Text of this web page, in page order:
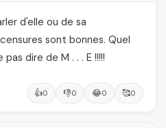
d'elle ou de sa
sont bonnes. Quel
dire de M . . . E !!!!!
👍0 👎0 😂0 🥰0